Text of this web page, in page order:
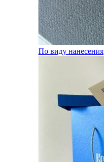
По виду нанесения